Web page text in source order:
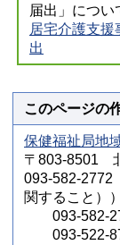
届出」につい
居宅介護支援
出
このページの
保健福祉局地
〒803-8501
093-582-2772
関すること））
093-582-
093-522-